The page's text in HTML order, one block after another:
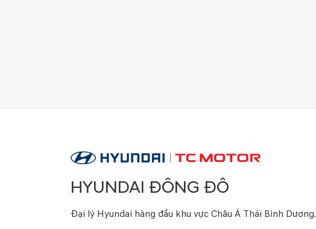
HYUNDAI ĐÔNG ĐÔ
Đại lý Hyundai hàng đầu khu vực Châu Á Thái Bình Dương.